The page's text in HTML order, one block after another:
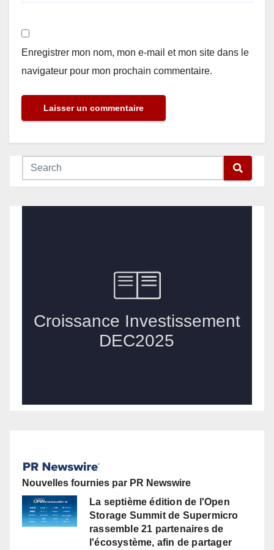
Enregistrer mon nom, mon e-mail et mon site dans le
navigateur pour mon prochain commentaire.
Nouvelles fournies par PR Newswire
La septième édition de l'Open
Storage Summit de Supermicro
rassemble 21 partenaires de
l'écosystème, afin de partager